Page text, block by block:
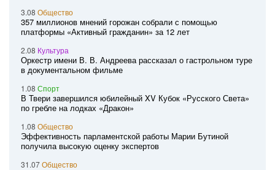
3.08 Общество
357 миллионов мнений горожан собрали с помощью
платформы «Активный гражданин» за 12 лет
2.08 Культура
Оркестр имени В. В. Андреева рассказал о гастрольном туре
в документальном фильме
1.08 Спорт
В Твери завершился юбилейный XV Кубок «Русского Света»
по гребле на лодках «Дракон»
1.08 Общество
Эффективность парламентской работы Марии Бутиной
получила высокую оценку экспертов
31.07Общество